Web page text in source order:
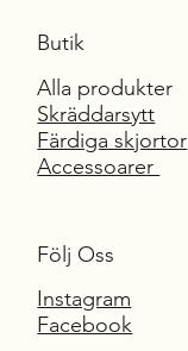
Butik
Alla produkter
Skräddarsytt
Färdiga skjortor
Accessoarer
Följ Oss
Instagram
Facebook